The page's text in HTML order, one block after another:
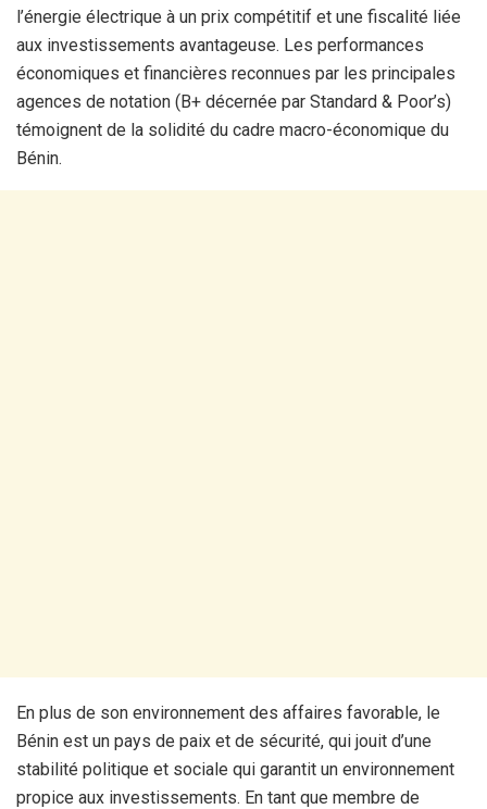
l’énergie électrique à un prix compétitif et une fiscalité liée
aux investissements avantageuse. Les performances
économiques et financières reconnues par les principales
agences de notation (B+ décernée par Standard & Poor’s)
témoignent de la solidité du cadre macro-économique du
Bénin.
En plus de son environnement des affaires favorable, le
Bénin est un pays de paix et de sécurité, qui jouit d’une
stabilité politique et sociale qui garantit un environnement
propice aux investissements. En tant que membre de